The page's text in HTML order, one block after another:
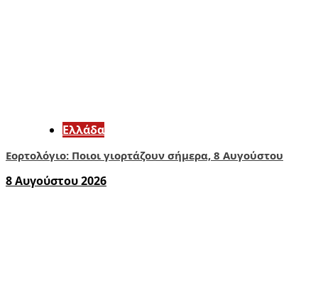
Ελλάδα
Εορτολόγιο: Ποιοι γιορτάζουν σήμερα, 8 Αυγούστου
8 Αυγούστου 2026